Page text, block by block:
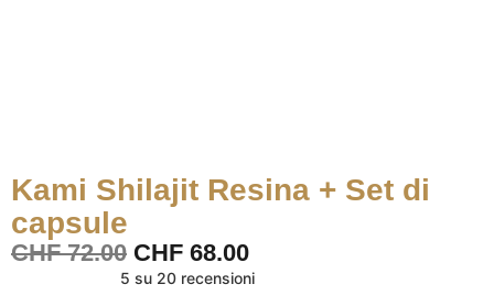
Kami Shilajit Resina + Set di
capsule
CHF72.00 CHF 68.00
5 su 20 recensioni